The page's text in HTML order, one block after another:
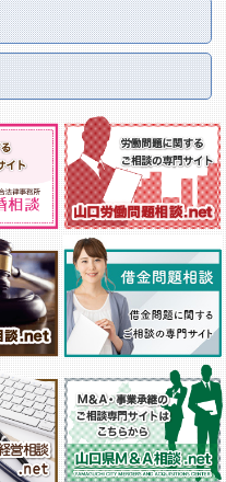
流れ
少症）
いて
へ
る方へ
方へ
方へ
方へ
方へ
へ
方へ
故に遭われた方へ
に加入していない場合
険に加入していない場合
て